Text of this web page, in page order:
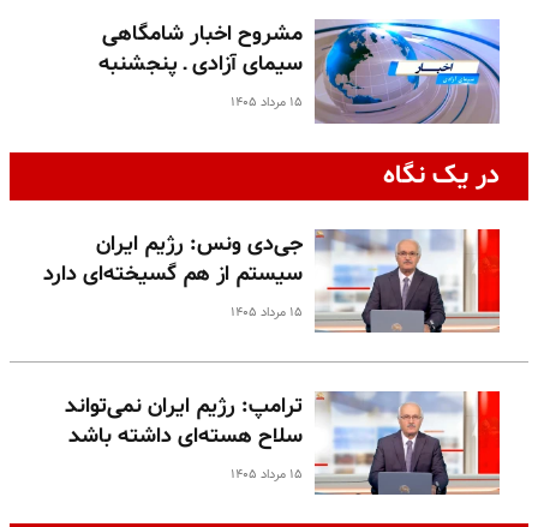
مشروح اخبار شامگاهی
سیمای آزادی ـ پنجشنبه
۱۵ مرداد ۱۴۰۵
در یک نگاه
جی‌دی ونس: رژیم ایران
سیستم از هم گسیخته‌ای دارد
۱۵ مرداد ۱۴۰۵
ترامپ: رژیم ایران نمی‌تواند
سلاح هسته‌ای داشته باشد
۱۵ مرداد ۱۴۰۵